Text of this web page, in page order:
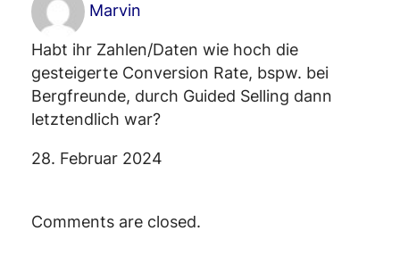
Marvin
Habt ihr Zahlen/Daten wie hoch die
gesteigerte Conversion Rate, bspw. bei
Bergfreunde, durch Guided Selling dann
letztendlich war?
28. Februar 2024
Comments are closed.